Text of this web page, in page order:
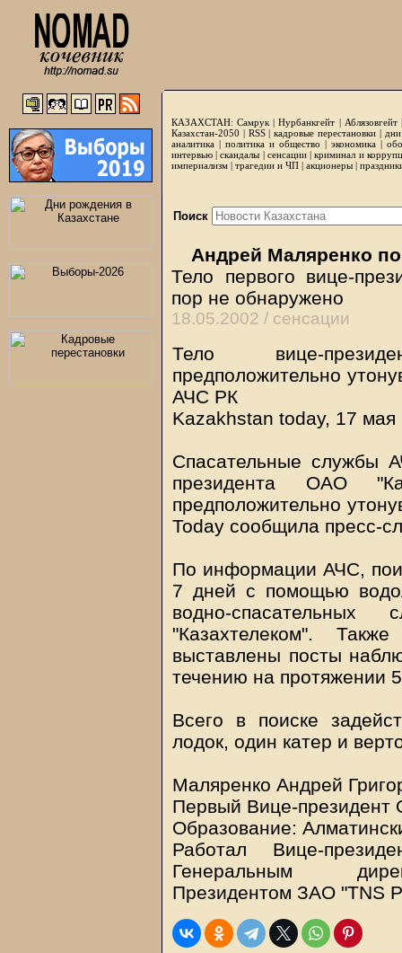
КАЗАХСТАН: Самрук |Нурбанкгейт | Аблязовгейт
Казахстан-2050 | RSS|кадровые перестановки|
аналитика | политика и общество | экономика |
интервью |скандалы | сенсации|криминал и
империализм | трагедии и ЧП | акционеры |
Поиск
Андрей Маляренко
Тело первого вице-
пор не обнаружено
18.05.2002 / сенсации
Тело вице-
предположительно
АЧС РК
Kazakhstan today, 17 мая
Спасательные службы
президента ОАО
предположительно
Today сообщила пресс-
По информации АЧС,
7 дней с помощью
водно-
"Казахтелеком".
выставлены посты
течению на протяжении
Всего в поиске
лодок, один катер и
Маляренко Андрей
Первый Вице-президент
Образование:
Работал Вице-
Генеральным
Президентом ЗАО "TNS